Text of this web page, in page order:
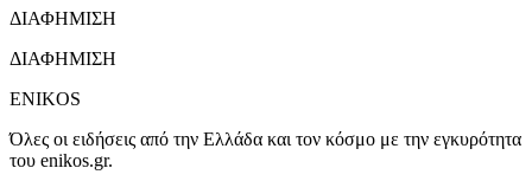
ΔΙΑΦΗΜΙΣΗ
ΔΙΑΦΗΜΙΣΗ
ENIKOS
Όλες οι ειδήσεις από την Ελλάδα και τον κόσμο με την εγκυρότητα
του enikos.gr.